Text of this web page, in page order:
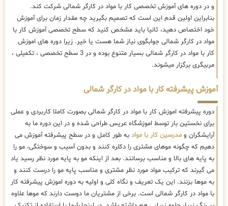
و در دوره های آموزش تخصصی کار با مواد در کارگر شمالی شرکت کند.
بنابراین اولین قدم این است که تصمیم بگیرید چه مقدار زمان برای آموزش
خود اختصاص دهید، ثانیا باید مشخص کنید که سطح تخصصی آموزش کار با
مواد در کارگر شمالی جوابگوی نیاز شما هست یا خیر. زیرا دوره های اموزش
کار با مواد در کارگر شمالی بسیار متنوع بوده و در 3 سطح تخصصی ، تکمیلی ،
مربیگری برگزار میشوند.
آموزش پیشرفته کار با مواد در کارگر شمالی
دوره پیشرفته اموزش کار با مواد در کارگر شمالی بصورت کاملا کاربردی و عملی
برای نخستین بار توسط اموزشگاه عریس طراحی شده و در این دوره ما به
آرایشگران و مدرسین کار با مواد به طور کامل و در سطح پیشرفته آموزش می
دهیم که چگونه موهای مشتری را دکلره کنند و بدون آسیب و سوختگی، مو را
به پایه های بالا و مناسب برسانند. بعد از اینکه مو به پایه مورد نظر رسید یاد
می گیرند که ترکیب مواد مورد نظر مشتری و مناسب پایه مو را درست کنند و
به موها بزنند. این یک تعریف و نگاه کلی و اولیه به دوره اموزش پیشرفته کار
با مواد در کارگر شمالی است. برخی از مشتریان ما دوست دارند که موها علاوه